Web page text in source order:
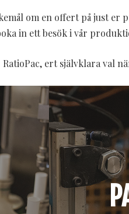
om en offert på just er
in ett besök i vår
RatioPac, ert självklara val